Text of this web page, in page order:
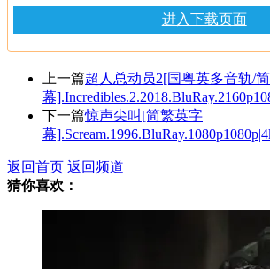
进入下载页面
上一篇超人总动员2[国粤英多音轨/
幕
下一篇惊声尖叫[简繁英字
幕
返回首页 返回频道
猜你喜欢：